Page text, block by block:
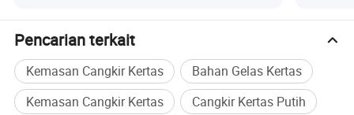
Pencarian terkait
Kemasan Cangkir Kertas
Bahan Gelas Kertas
Kemasan Cangkir Kertas
Cangkir Kertas Putih